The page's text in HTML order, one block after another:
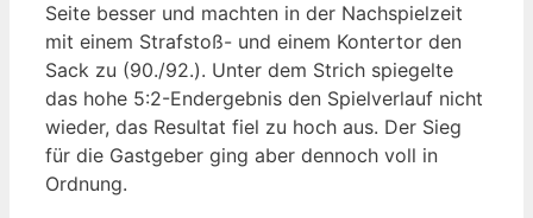
Seite besser und machten in der Nachspielzeit
mit einem Strafstoß- und einem Kontertor den
Sack zu (90./92.). Unter dem Strich spiegelte
das hohe 5:2-Endergebnis den Spielverlauf nicht
wieder, das Resultat fiel zu hoch aus. Der Sieg
für die Gastgeber ging aber dennoch voll in
Ordnung.